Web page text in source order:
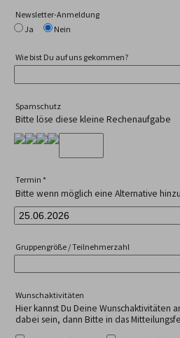
Newsletter-Anmeldung
Ja
Nein
Wie bist Du auf uns gekommen?
Spamschutz
Bitte löse diese kleine Rechenaufgabe
Termin *
Bitte wenn möglich eine Alternative
Gruppengröße / Teilnehmerzahl
Wunschaktivitäten
Hier kannst Du Deine Wunschaktivitäten
dabei sein, dann Bitte in das